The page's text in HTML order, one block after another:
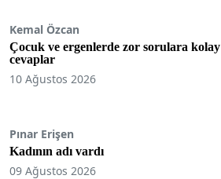
Kemal Özcan
Çocuk ve ergenlerde zor sorulara kolay
cevaplar
10 Ağustos 2026
Pınar Erişen
Kadının adı vardı
09 Ağustos 2026